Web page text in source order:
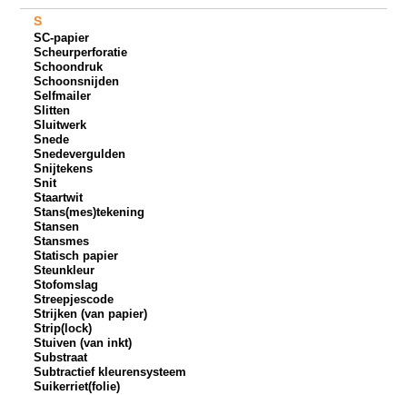
S
SC-papier
Scheurperforatie
Schoondruk
Schoonsnijden
Selfmailer
Slitten
Sluitwerk
Snede
Snedevergulden
Snijtekens
Snit
Staartwit
Stans(mes)tekening
Stansen
Stansmes
Statisch papier
Steunkleur
Stofomslag
Streepjescode
Strijken (van papier)
Strip(lock)
Stuiven (van inkt)
Substraat
Subtractief kleurensysteem
Suikerriet(folie)